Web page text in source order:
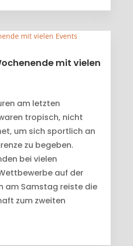
mit vielen
am letzten
tropisch, nicht
um sich sportlich an
zu begeben.
bei vielen
auf der
am Samstag reiste die
zum zweiten